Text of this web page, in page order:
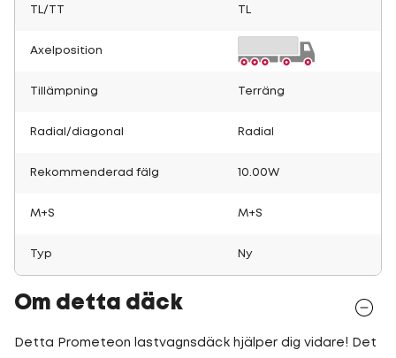
TL/TT
Axelposition
Tillämpning Terräng
Radial/diagonal Radial
Rekommenderad fälg 10.00W
M+S M+S
Typ Ny
Om detta däck
Detta Prometeon lastvagnsdäck hjälper dig vidare! Det